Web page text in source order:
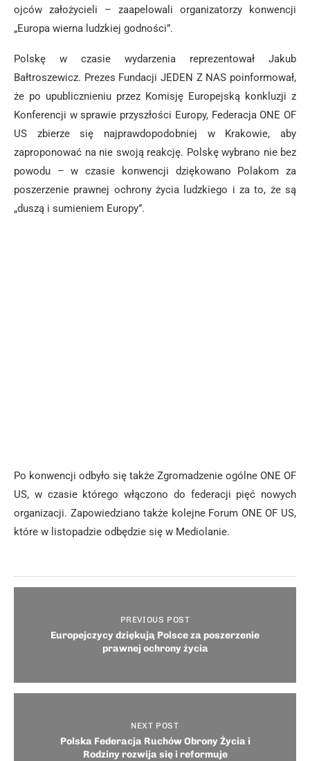
ojców założycieli – zaapelowali organizatorzy konwencji
„Europa wierna ludzkiej godności”.
Polskę w czasie wydarzenia reprezentował Jakub
Bałtroszewicz. Prezes Fundacji JEDEN Z NAS poinformował,
że po upublicznieniu przez Komisję Europejską konkluzji z
Konferencji w sprawie przyszłości Europy, Federacja ONE OF
US zbierze się najprawdopodobniej w Krakowie, aby
zaproponować na nie swoją reakcję. Polskę wybrano nie bez
powodu – w czasie konwencji dziękowano Polakom za
poszerzenie prawnej ochrony życia ludzkiego i za to, że są
„duszą i sumieniem Europy”.
Po konwencji odbyło się także Zgromadzenie ogólne ONE OF
US, w czasie którego włączono do federacji pięć nowych
organizacji. Zapowiedziano także kolejne Forum ONE OF US,
które w listopadzie odbędzie się w Mediolanie.
PREVIOUS POST
Europejczycy dziękują Polsce za poszerzenie
prawnej ochrony życia
NEXT POST
Polska Federacja Ruchów Obrony Życia i
Rodziny rozwija się i reformuje